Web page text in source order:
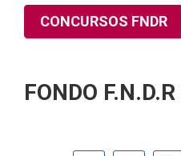
CONCURSOS FNDR
FONDO